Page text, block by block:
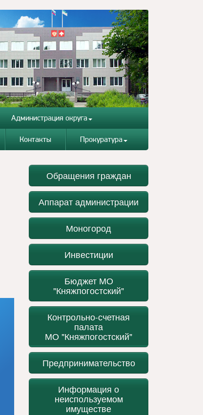
Администрация округа
Контакты Прокуратура
Обращения граждан
Аппарат администрации
Моногород
Инвестиции
Бюджет МО
"Княжпогостский"
Контрольно-счетная
палата
МО "Княжпогостский"
Предпринимательство
Информация о
неиспользуемом
имуществе